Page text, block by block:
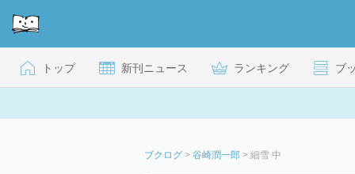
トップ 新刊ニュース ランキング ブ
ブクログ > 谷崎潤一郎 > 細雪 中